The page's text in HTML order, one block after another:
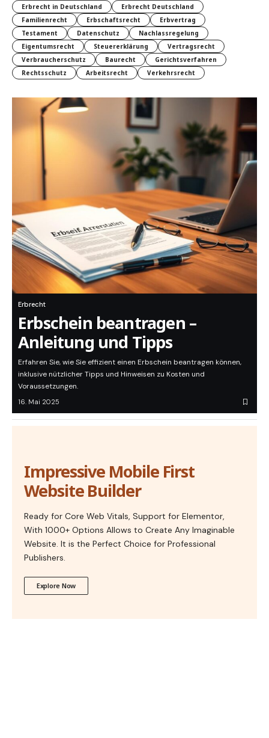
Erbrecht in Deutschland
Erbrecht Deutschland
Familienrecht
Erbschaftsrecht
Erbvertrag
Testament
Datenschutz
Nachlassregelung
Eigentumsrecht
Steuererklärung
Vertragsrecht
Verbraucherschutz
Baurecht
Gerichtsverfahren
Rechtsschutz
Arbeitsrecht Verkehrsrecht
Erbrecht
Erbschein beantragen –
Anleitung und Tipps
Erfahren Sie, wie Sie effizient einen Erbschein beantragen können,
inklusive nützlicher Tipps und Hinweisen zu Kosten und
Voraussetzungen.
16. Mai 2025
Impressive Mobile First
Website Builder
Ready for Core Web Vitals, Support for Elementor,
With 1000+ Options Allows to Create Any Imaginable
Website. It is the Perfect Choice for Professional
Publishers.
Explore Now